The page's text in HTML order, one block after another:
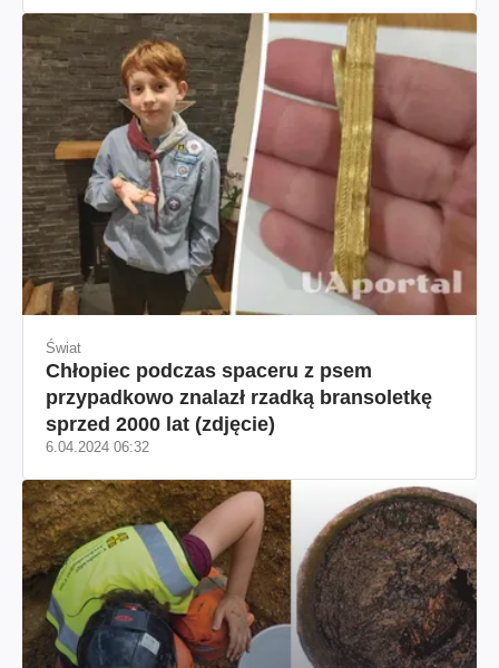
Świat
Chłopiec podczas spaceru z psem
przypadkowo znalazł rzadką bransoletkę
sprzed 2000 lat (zdjęcie)
6.04.2024 06:32